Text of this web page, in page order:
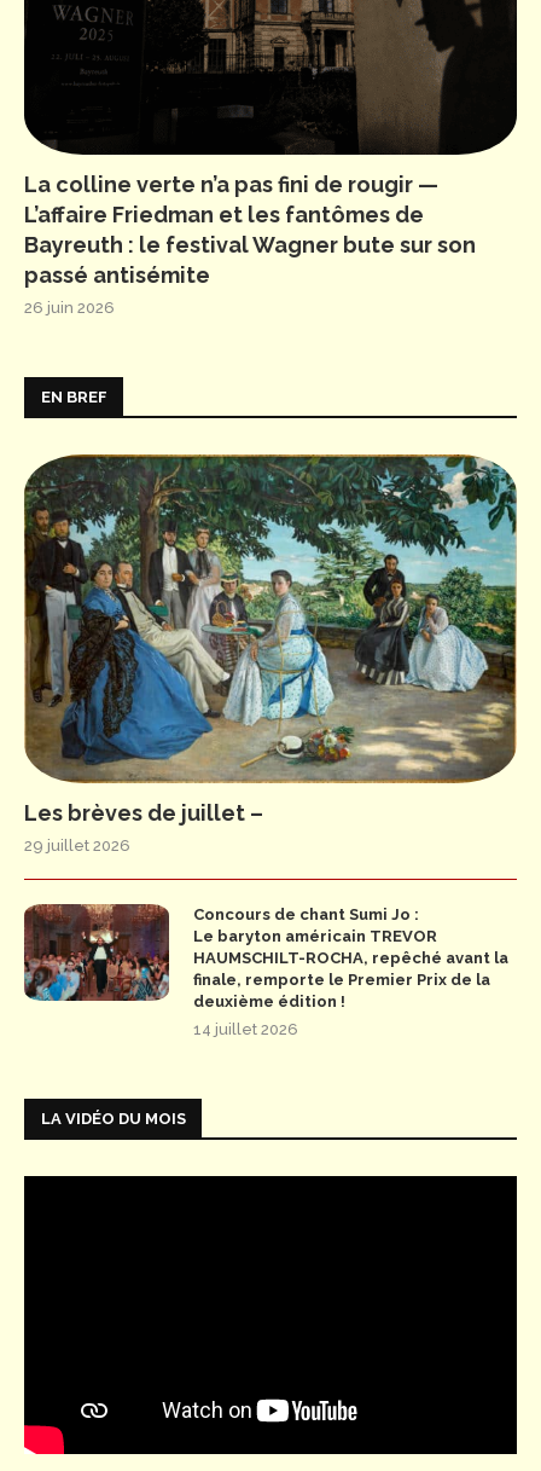
La colline verte n’a pas fini de rougir —
L’affaire Friedman et les fantômes de
Bayreuth : le festival Wagner bute sur son
passé antisémite
26 juin 2026
EN BREF
Les brèves de juillet –
29 juillet 2026
Concours de chant Sumi Jo :
Le baryton américain TREVOR
HAUMSCHILT-ROCHA, repêché avant la
finale, remporte le Premier Prix de la
deuxième édition !
14 juillet 2026
LA VIDÉO DU MOIS